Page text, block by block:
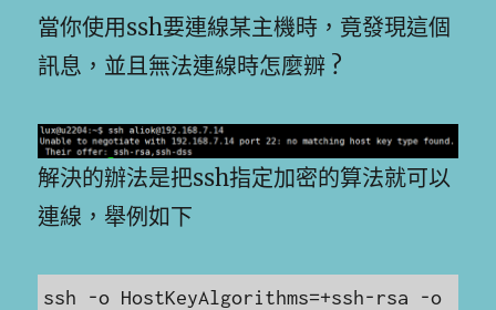
當你使用ssh要連線某主機時，竟發現這個
訊息，並且無法連線時怎麼辧 ?
解決的辦法是把ssh指定加密的算法就可以
連線，舉例如下
ssh -o HostKeyAlgorithms=+ssh-rsa -o